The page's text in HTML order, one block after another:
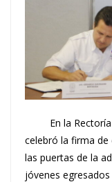
En la
celebró la firma de
las puertas de la
jóvenes